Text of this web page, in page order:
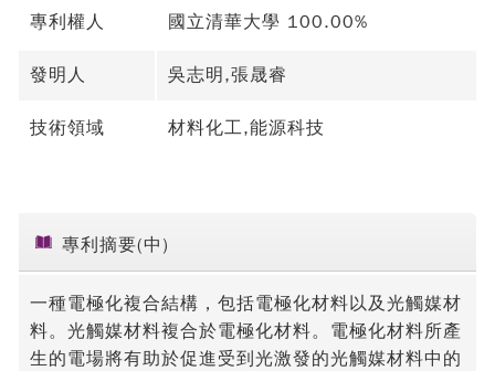
專利權人 國立清華大學 100.00%
發明人 吳志明,張晟睿
技術領域 材料化工,能源科技
專利摘要(中)
一種電極化複合結構，包括電極化材料以及光觸媒材
料。光觸媒材料複合於電極化材料。電極化材料所產
生的電場將有助於促進受到光激發的光觸媒材料中的